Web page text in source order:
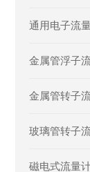
通用电子流
金属管浮子
金属管转子
玻璃管转子
磁电式流量